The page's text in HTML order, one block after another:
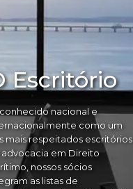
Escritório
nacional e
como um
mais respeitados escritórios
advocacia em Direito
nossos sócios
as listas de